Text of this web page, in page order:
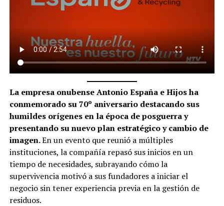
La empresa onubense Antonio España e Hijos ha
conmemorado su 70º aniversario destacando sus
humildes orígenes en la época de posguerra y
presentando su nuevo plan estratégico y cambio de
imagen.En un evento que reunió a múltiples
instituciones, la compañía repasó sus inicios en un
tiempo de necesidades, subrayando cómo la
supervivencia motivó a sus fundadores a iniciar el
negocio sin tener experiencia previa en la gestión de
residuos.